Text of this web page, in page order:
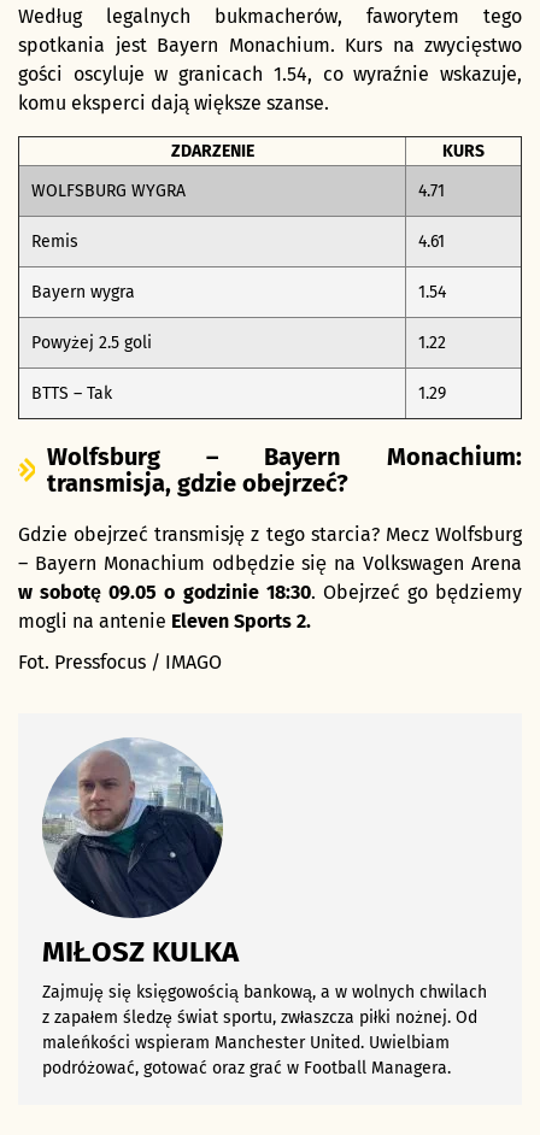
Według legalnych bukmacherów, faworytem tego
spotkania jest Bayern Monachium. Kurs na zwycięstwo
gości oscyluje w granicach 1.54, co wyraźnie wskazuje,
komu eksperci dają większe szanse.
ZDARZENIE
KURS
WOLFSBURG WYGRA
4.71
Remis 4.61
Bayern wygra 1.54
Powyżej 2.5 goli 1.22
BTTS – Tak 1.29
Wolfsburg – Bayern Monachium:
transmisja, gdzie obejrzeć?
Gdzie obejrzeć transmisję z tego starcia? Mecz Wolfsburg
– Bayern Monachium odbędzie się na Volkswagen Arena
w sobotę 09.05 o godzinie 18:30. Obejrzeć go będziemy
mogli na antenie Eleven Sports 2.
Fot. Pressfocus / IMAGO
MIŁOSZ KULKA
Zajmuję się księgowością bankową, a w wolnych chwilach
z zapałem śledzę świat sportu, zwłaszcza piłki nożnej. Od
maleńkości wspieram Manchester United. Uwielbiam
podróżować, gotować oraz grać w Football Managera.